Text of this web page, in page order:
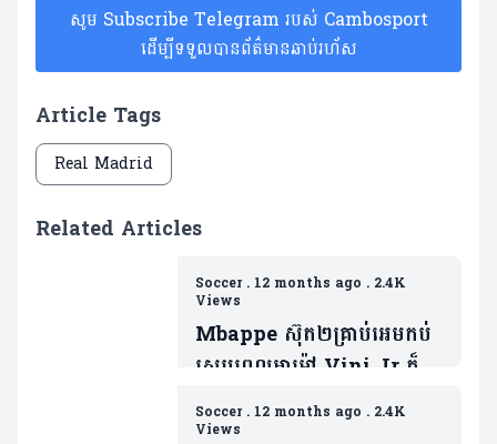
សូម Subscribe Telegram របស់ Cambosport
ដើម្បីទទួលបានព័ត៌មានឆាប់រហ័ស
Article Tags
Real Madrid
Related Articles
Soccer. 12 months ago . 2.4K
Views
Mbappe ស៊ុត២គ្រាប់អេមកប់
ស្របពេលអាម៉ៅ Vini Jr ក៏
ស៊ុតបាន១គ្រាប់ដែរ (មានវីដេអូ)
Soccer. 12 months ago . 2.4K
Views